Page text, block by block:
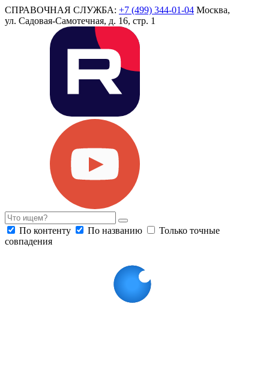
СПРАВОЧНАЯ СЛУЖБА: +7 (499) 344-01-04 Москва,
ул. Садовая-Самотечная, д. 16, стр. 1
По контенту По названию
Только точные
совпадения